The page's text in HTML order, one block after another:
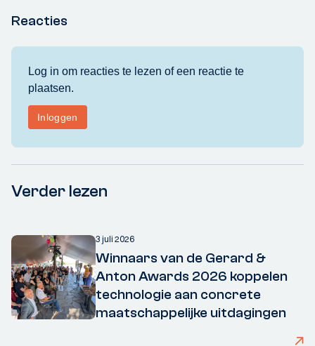
Reacties
Verder lezen
3 juli 2026
Winnaars van de Gerard &
Anton Awards 2026 koppelen
technologie aan concrete
maatschappelijke uitdagingen